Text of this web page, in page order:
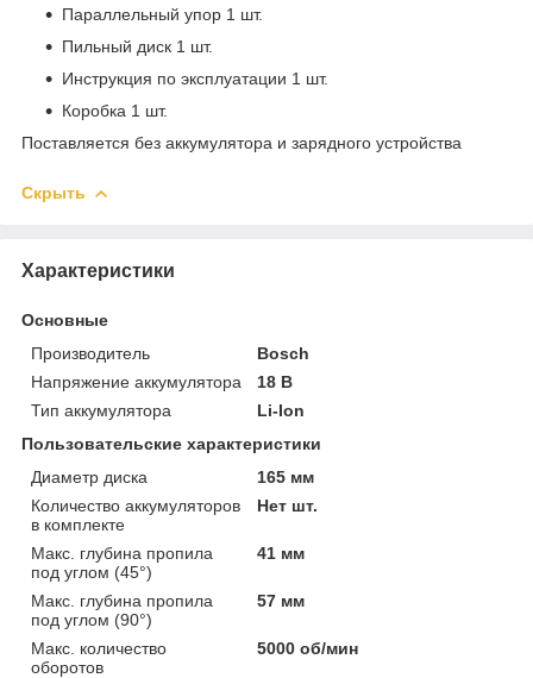
Параллельный упор 1 шт.
Пильный диск 1 шт.
Инструкция по эксплуатации 1 шт.
Коробка 1 шт.
Поставляется без аккумулятора и зарядного устройства
Скрыть
Характеристики
Основные
Производитель
Bosch
Напряжение аккумулятора
18 В
Тип аккумулятора
Li-Ion
Пользовательские характеристики
Диаметр диска
165 мм
Количество аккумуляторов
в комплекте
Нет шт.
Макс. глубина пропила
под углом (45°)
41 мм
Макс. глубина пропила
под углом (90°)
57 мм
Макс. количество
оборотов
5000 об/мин